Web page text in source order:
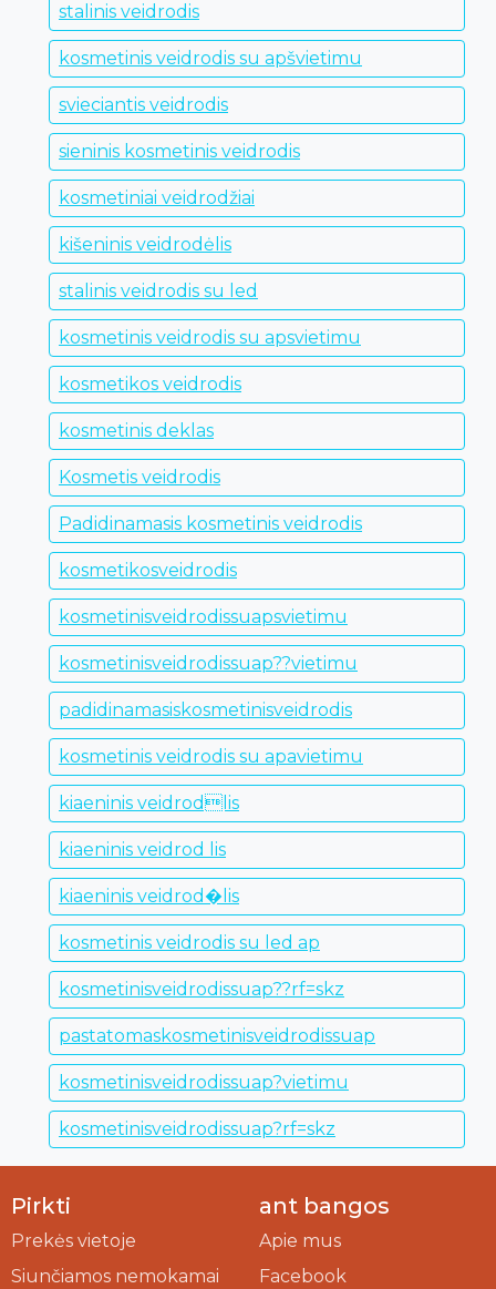
stalinis veidrodis
kosmetinis veidrodis su apšvietimu
svieciantis veidrodis
sieninis kosmetinis veidrodis
kosmetiniai veidrodžiai
kišeninis veidrodėlis
stalinis veidrodis su led
kosmetinis veidrodis su apsvietimu
kosmetikos veidrodis
kosmetinis deklas
Kosmetis veidrodis
Padidinamasis kosmetinis veidrodis
kosmetikosveidrodis
kosmetinisveidrodissuapsvietimu
kosmetinisveidrodissuap??vietimu
padidinamasiskosmetinisveidrodis
kosmetinis veidrodis su apavietimu
kiaeninis veidrodlis
kiaeninis veidrod lis
kiaeninis veidrod�lis
kosmetinis veidrodis su led ap
kosmetinisveidrodissuap??rf=skz
pastatomaskosmetinisveidrodissuap
kosmetinisveidrodissuap?vietimu
kosmetinisveidrodissuap?rf=skz
Pirkti
Prekės vietoje
Siunčiamos nemokamai
ant bangos
Apie mus
Facebook